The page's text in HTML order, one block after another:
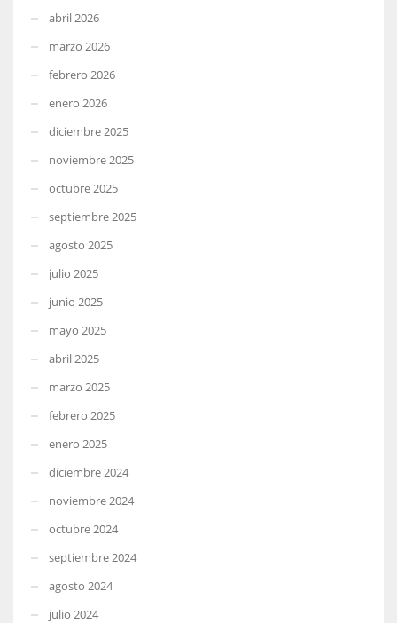
abril 2026
marzo 2026
febrero 2026
enero 2026
diciembre 2025
noviembre 2025
octubre 2025
septiembre 2025
agosto 2025
julio 2025
junio 2025
mayo 2025
abril 2025
marzo 2025
febrero 2025
enero 2025
diciembre 2024
noviembre 2024
octubre 2024
septiembre 2024
agosto 2024
julio 2024